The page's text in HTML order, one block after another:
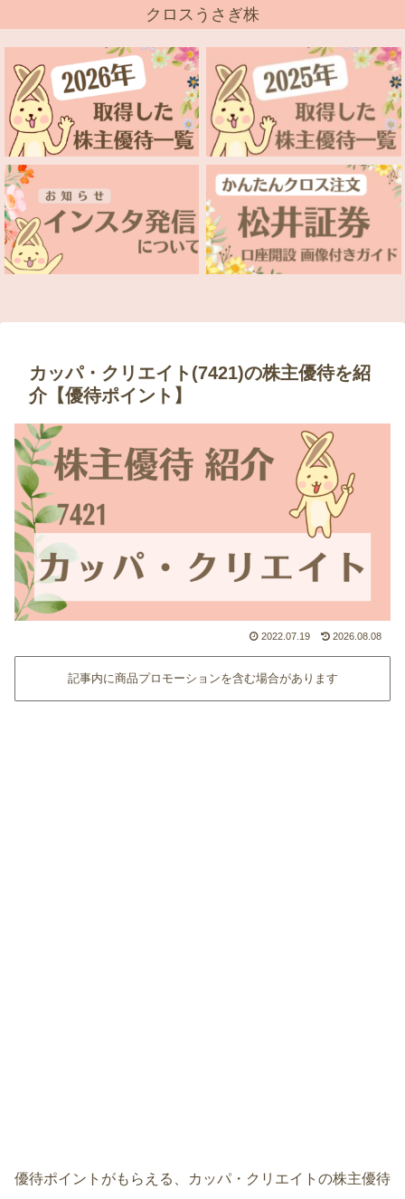
クロスうさぎ株
カッパ・クリエイト(7421)の株主優待を紹
介【優待ポイント】
2022.07.19 2026.08.08
記事内に商品プロモーションを含む場合があります
優待ポイントがもらえる、カッパ・クリエイトの株主優待